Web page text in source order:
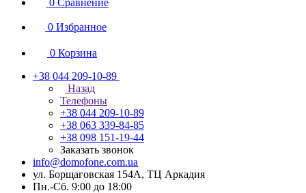
0 Избранное
0 Корзина
+38 044 209-10-89
Назад
Телефоны
+38 044 209-10-89
+38 063 339-84-85
+38 098 151-19-44
Заказать звонок
info@domofone.com.ua
ул. Борщаговская 154А, ТЦ Аркадия
Пн.-Сб. 9:00 до 18:00